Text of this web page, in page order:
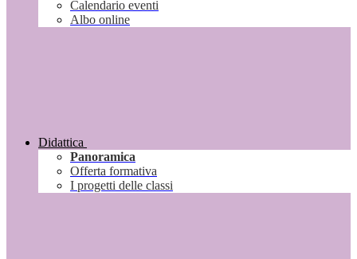
Calendario eventi
Albo online
Didattica
Panoramica
Offerta formativa
I progetti delle classi